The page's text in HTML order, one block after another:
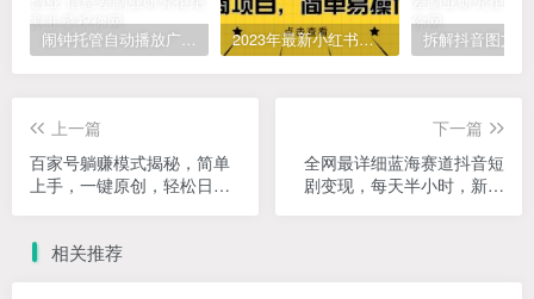
闹钟托管自动播放广告，单机5-10，无需人工操作 2023年最新小红书成人电商项目，简单易操作【详细教程】
上一篇
百家号躺赚模式揭秘，简单
上手，一键原创，轻松日入
下一篇
全网最详细蓝海赛道抖音短
剧变现，每天半小时，新手
相关推荐